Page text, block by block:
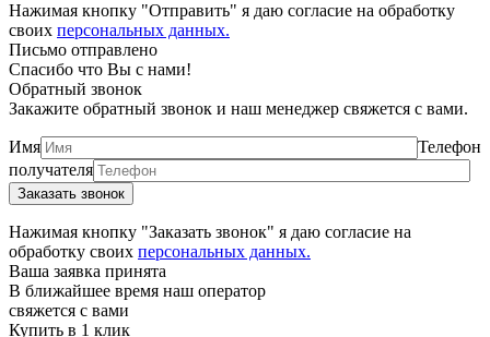
Нажимая кнопку "Отправить" я даю согласие на обработку
своих персональных данных.
Письмо отправлено
Спасибо что Вы с нами!
Обратный звонок
Закажите обратный звонок и наш менеджер свяжется с вами.
Имя
Телефон
получателя
Нажимая кнопку "Заказать звонок" я даю согласие на
обработку своих персональных данных.
Ваша заявка принята
В ближайшее время наш оператор
свяжется с вами
Купить в 1 клик